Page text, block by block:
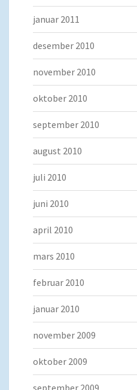
januar 2011
desember 2010
november 2010
oktober 2010
september 2010
august 2010
juli 2010
juni 2010
april 2010
mars 2010
februar 2010
januar 2010
november 2009
oktober 2009